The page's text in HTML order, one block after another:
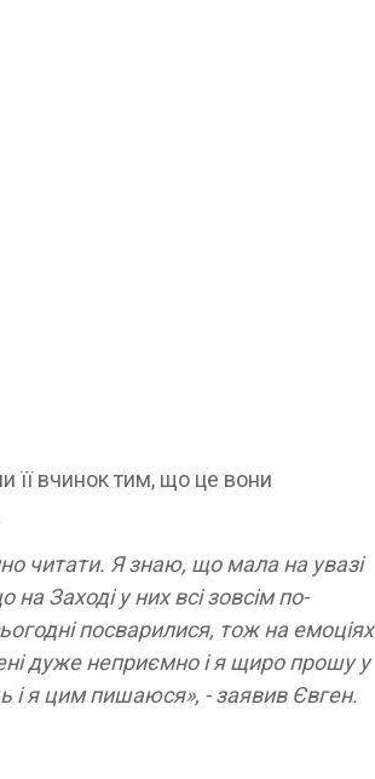
її вчинок тим, що це вони
читати. Я знаю, що мала на увазі
Заході у них всі зовсім по-
посварилися, тож на емоціях
дуже неприємно і я щиро прошу у
і я цим пишаюся», - заявив Євген.